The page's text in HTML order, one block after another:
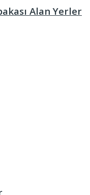
Alan Yerler